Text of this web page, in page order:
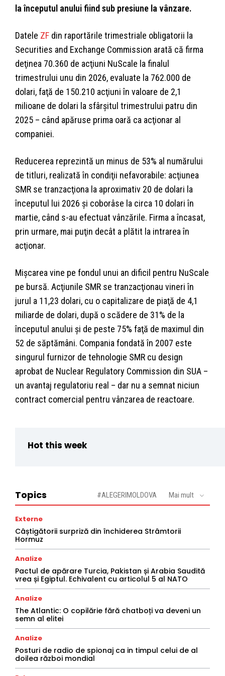
la începutul anului fiind sub presiune la vânzare.
Datele ZF din raportările trimestriale obligatorii la
Securities and Exchange Commission arată că firma
deţinea 70.360 de acţiuni NuScale la finalul
trimestrului unu din 2026, evaluate la 762.000 de
dolari, faţă de 150.210 acţiuni în valoare de 2,1
milioane de dolari la sfârşitul trimestrului patru din
2025 – când apăruse prima oară ca acţionar al
companiei.
Reducerea reprezintă un minus de 53% al numărului
de titluri, realizată în condiţii nefavorabile: acţiunea
SMR se tranzacţiona la aproximativ 20 de dolari la
începutul lui 2026 şi coborâse la circa 10 dolari în
martie, când s-au efectuat vânzările. Firma a încasat,
prin urmare, mai puţin decât a plătit la intrarea în
acţionar.
Mişcarea vine pe fondul unui an dificil pentru NuScale
pe bursă. Acţiunile SMR se tranzacţionau vineri în
jurul a 11,23 dolari, cu o capitalizare de piaţă de 4,1
miliarde de dolari, după o scădere de 31% de la
începutul anului şi de peste 75% faţă de maximul din
52 de săptămâni. Compania fondată în 2007 este
singurul furnizor de tehnologie SMR cu design
aprobat de Nuclear Regulatory Commission din SUA –
un avantaj regulatoriu real – dar nu a semnat niciun
contract comercial pentru vânzarea de reactoare.
Hot this week
Topics #ALEGERIMOLDOVA Mai mult
Externe
Câștigătorii surpriză din închiderea Strâmtorii
Hormuz
Analize
Pactul de apărare Turcia, Pakistan și Arabia Saudită
vrea și Egiptul. Echivalent cu articolul 5 al NATO
Analize
The Atlantic: O copilărie fără chatboți va deveni un
semn al elitei
Analize
Posturi de radio de spionaj ca in timpul celui de al
doilea război mondial